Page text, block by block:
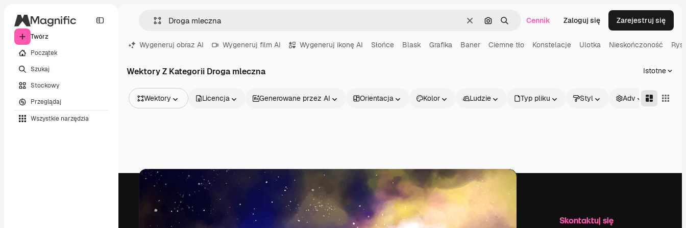
Twórz
Początek
Szukaj
Stockowy
Przeglądaj
Wszystkie narzędzia
WyczyśćSzukaj według obrazu
SzukajCennik Zaloguj się Zarejestruj się
Wygeneruj obraz AI Wygeneruj film AI Wygeneruj ikonę AI Słońce Blask Grafika Baner Ciemne tło Konstelacje Ulotka Nieskończoność
Wektory Z Kategorii Droga mleczna Istotne
Wektory
Filmy
Klipy wideo
Ruchome grafiki
Szablony wideo
Czcionki
Licencja Generowane przez AI Orientacja Kolor Ludzie Typ pliku Styl Adv
Produkty Zacznij Firma Skontaktuj się